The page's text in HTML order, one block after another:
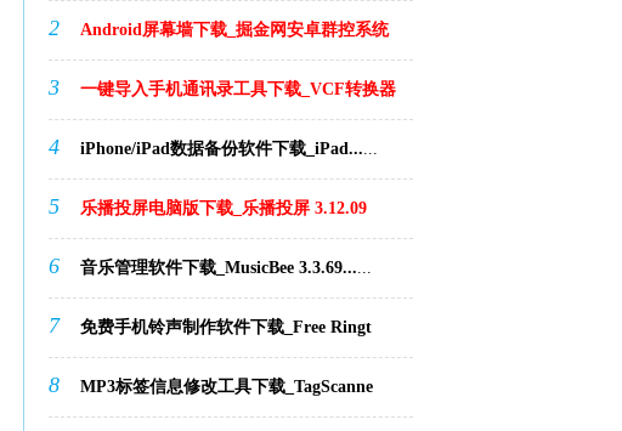
下载 v0......
2 Android屏幕墙下载_掘金网安卓群控系统
1......
3 一键导入手机通讯录工具下载_VCF转换器
1.0......
4 iPhone/iPad数据备份软件下载_iPad......
5 乐播投屏电脑版下载_乐播投屏 3.12.09
官......
6 音乐管理软件下载_MusicBee 3.3.69......
7 免费手机铃声制作软件下载_Free Ringt
o......
8 MP3标签信息修改工具下载_TagScanne